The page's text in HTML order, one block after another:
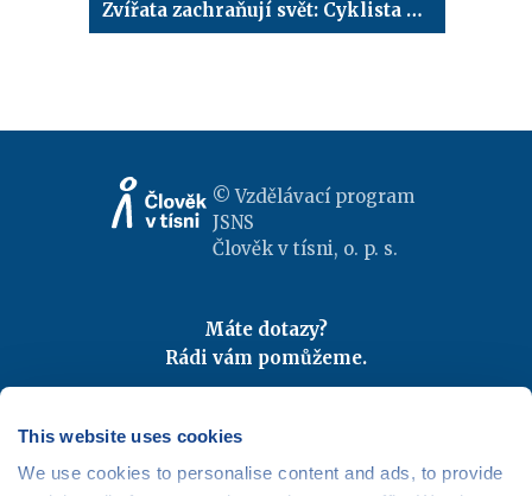
This website uses cookies
We use cookies to personalise content and ads, to provide
Zvířata zachraňují svět: Cyklista na poušti
© Vzdělávací program
JSNS
Člověk v tísni, o. p. s.
Máte dotazy?
Rádi vám pomůžeme.
Odebírejte newslettery
Mapa webu |Kariéra